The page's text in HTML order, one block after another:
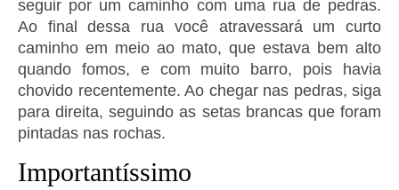
seguir por um caminho com uma rua de pedras.
Ao final dessa rua você atravessará um curto
caminho em meio ao mato, que estava bem alto
quando fomos, e com muito barro, pois havia
chovido recentemente. Ao chegar nas pedras, siga
para direita, seguindo as setas brancas que foram
pintadas nas rochas.
Importantíssimo